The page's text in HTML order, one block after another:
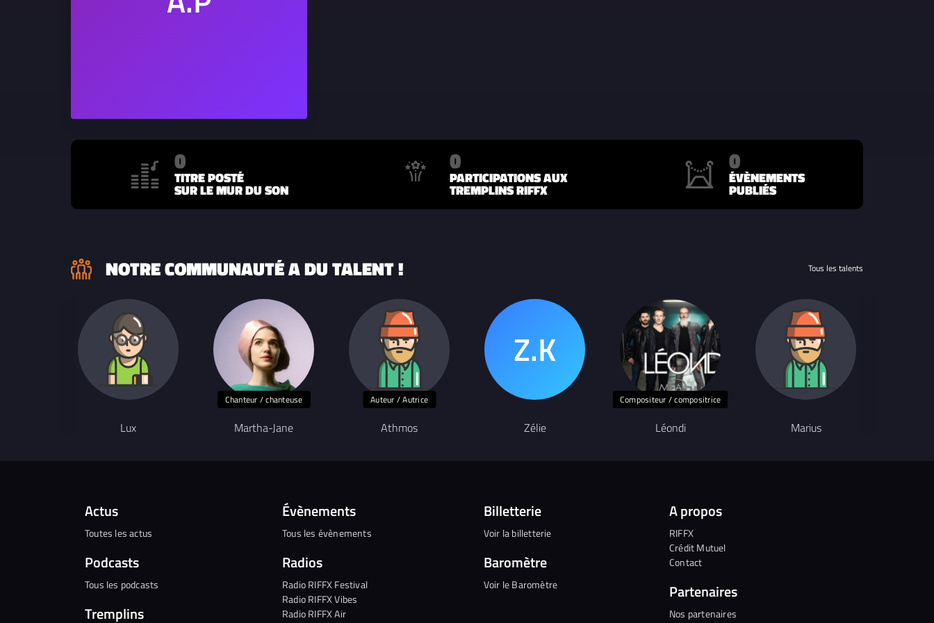
0
TITRE POSTÉ
SUR LE MUR DU SON
0
PARTICIPATIONS AUX
TREMPLINS RIFFX
0
ÉVÈNEMENTS
PUBLIÉS
NOTRE COMMUNAUTÉ A DU TALENT ! Tous les talents
Lux
Chanteur / chanteuse
Martha-Jane
Auteur / Autrice
Athmos Zélie
Compositeur / compositrice
Léondi Marius
Actus
Toutes les actus
Podcasts
Tous les podcasts
Tremplins
Évènements
Tous les évènements
Radios
Radio RIFFX Festival
Radio RIFFX Vibes
Radio RIFFX Air
Billetterie
Voir la billetterie
Baromètre
Voir le Baromètre
A propos
RIFFX
Crédit Mutuel
Contact
Partenaires
Nos partenaires